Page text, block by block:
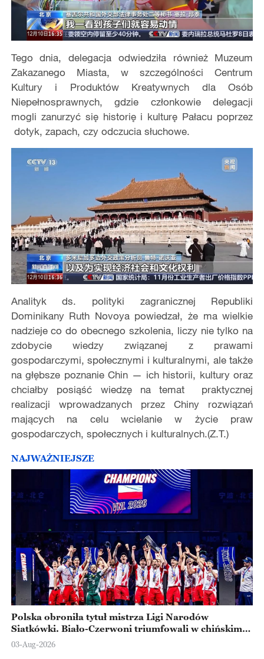
Tego dnia, delegacja odwiedziła również Muzeum
Zakazanego Miasta, w szczególności Centrum
Kultury i Produktów Kreatywnych dla Osób
Niepełnosprawnych, gdzie członkowie delegacji
mogli zanurzyć się historię i kulturę Pałacu poprzez
dotyk, zapach, czy odczucia słuchowe.
Analityk ds. polityki zagranicznej Republiki
Dominikany Ruth Novoya powiedzał, że ma wielkie
nadzieje co do obecnego szkolenia, liczy nie tylko na
zdobycie wiedzy związanej z prawami
gospodarczymi, społecznymi i kulturalnymi, ale także
na głębsze poznanie Chin — ich historii, kultury oraz
chciałby posiąść wiedzę na temat praktycznej
realizacji wprowadzanych przez Chiny rozwiązań
mających na celu wcielanie w życie praw
gospodarczych, społecznych i kulturalnych.(Z.T.)
NAJWAŻNIEJSZE
Polska obroniła tytuł mistrza Ligi Narodów
Siatkówki. Biało-Czerwoni triumfowali w chińskim
Ningbo
03-Aug-2026